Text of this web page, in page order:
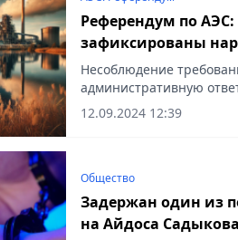
Референдум по
зафиксированы
Несоблюдение
административную
12.09.2024 12:39
Общество
Задержан один из
на Айдоса